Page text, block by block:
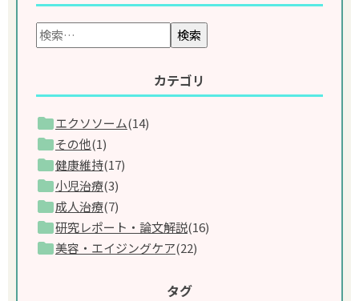
検索
カテゴリ
エクソソーム(14)
その他(1)
健康維持(17)
小児治療(3)
成人治療(7)
研究レポート・論文解説(16)
美容・エイジングケア(22)
タグ